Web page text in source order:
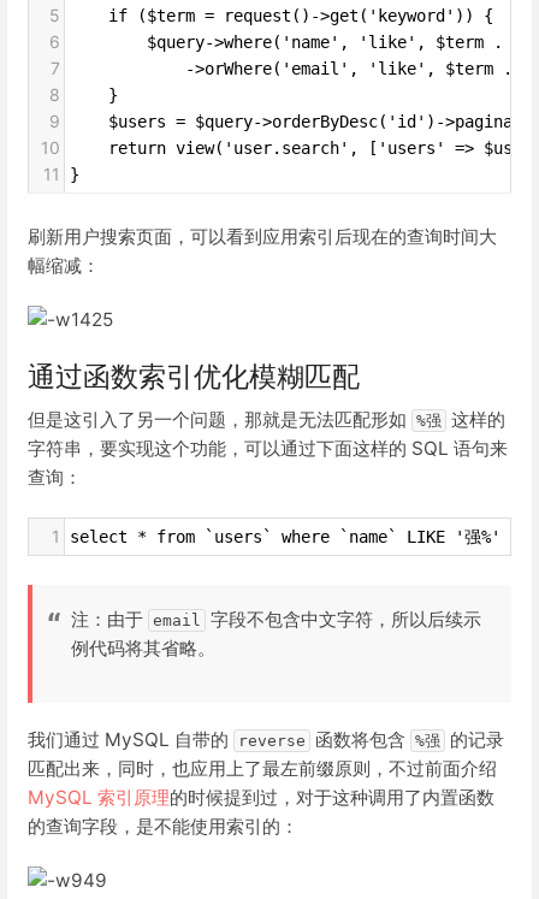
5
    if ($term = request()->get('keyword')) {
6
$query->where('name', 'like', $term .
7
->orWhere('email', 'like', $term .
8
    }
9
$users = $query->orderByDesc('id')-
10
return view('user.search', ['users' =>
11 }
刷新用户搜索页面，可以看到应用索引后现在的查询时间大
幅缩减：
通过函数索引优化模糊匹配
但是这引入了另一个问题，那就是无法匹配形如 %强 这样的
字符串，要实现这个功能，可以通过下面这样的 SQL 语句来
查询：
1 select * from `users` where `name` LIKE '强%'
注：由于 email
字段不包含中文字符，所以后续示
例代码将其省略。
我们通过 MySQL 自带的 reverse 函数将包含 %强
的记录
匹配出来，同时，也应用上了最左前缀原则，不过前面介绍
MySQL 索引原理的时候提到过，对于这种调用了内置函数
的查询字段，是不能使用索引的：